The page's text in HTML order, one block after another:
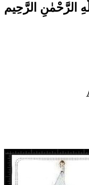
الرَّحْمٰنِ الرَّحِيم